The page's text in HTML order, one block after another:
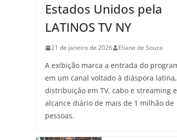
Estados Unidos pela
LATINOS TV NY
21 de janeiro de 2026 Eliane de Souza
A exibição marca a entrada do
em um canal voltado à diáspora
distribuição em TV, cabo e streaming e
alcance diário de mais de 1 milhão de
pessoas.